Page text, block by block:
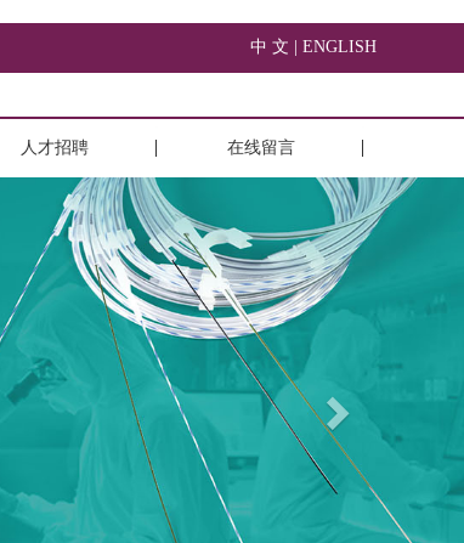
中 文 | ENGLISH
人才招聘 在线留言